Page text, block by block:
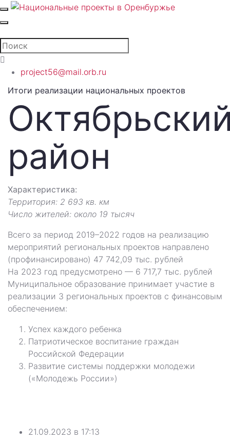
project56@mail.orb.ru
Итоги реализации национальных проектов
район
Характеристика:
Территория: 2 693 кв. км
Число жителей: около 19 тысяч
Всего за период 2019–2022 годов на реализацию
мероприятий региональных проектов направлено
(профинансировано) 47 742,09 тыс. рублей
На 2023 год предусмотрено — 6 717,7 тыс. рублей
Муниципальное образование принимает участие в
реализации 3 региональных проектов с финансовым
обеспечением:
Успех каждого ребенка
Патриотическое воспитание граждан
Российской Федерации
Развитие системы поддержки молодежи
(«Молодежь России»)
21.09.2023 в 17:13